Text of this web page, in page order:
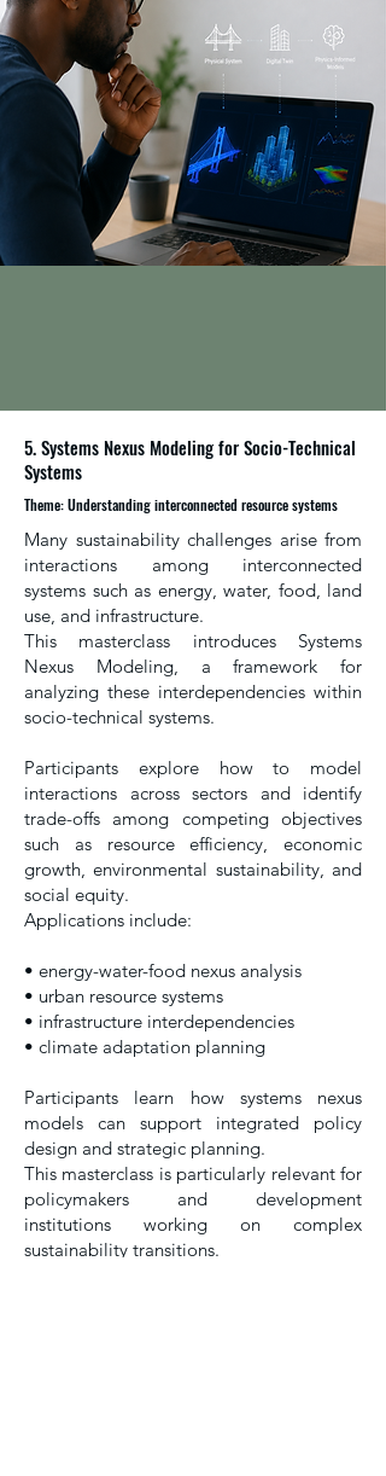
5. Systems Nexus Modeling for Socio-Technical
Systems
Theme: Understanding interconnected resource systems
Many sustainability challenges arise from
interactions among interconnected
systems such as energy, water, food, land
use, and infrastructure.
This masterclass introduces Systems
Nexus Modeling, a framework for
analyzing these interdependencies within
socio-technical systems.
Participants explore how to model
interactions across sectors and identify
trade-offs among competing objectives
such as resource efficiency, economic
growth, environmental sustainability, and
social equity.
Applications include:
• energy-water-food nexus analysis
• urban resource systems
• infrastructure interdependencies
• climate adaptation planning
Participants learn how systems nexus
models can support integrated policy
design and strategic planning.
This masterclass is particularly relevant for
policymakers and development
institutions working on complex
sustainability transitions.